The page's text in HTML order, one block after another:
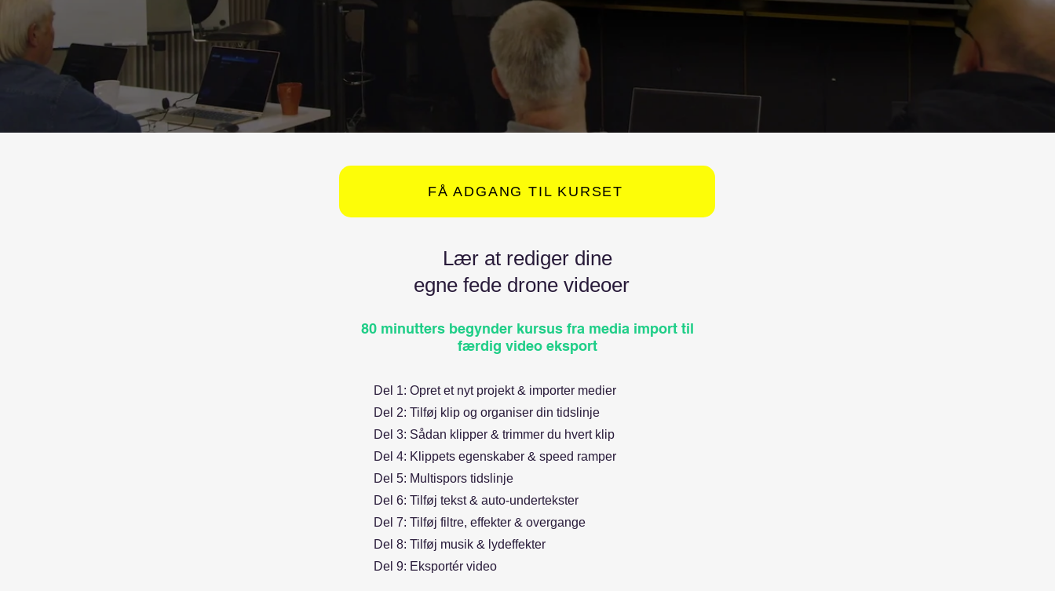
FÅ ADGANG TIL KURSET
Lær at rediger dine
egne fede drone videoer
80 minutters begynder kursus fra media import til
færdig video eksport
Del 1: Opret et nyt projekt & importer medier
Del 2: Tilføj klip og organiser din tidslinje
Del 3: Sådan klipper & trimmer du hvert klip
Del 4: Klippets egenskaber & speed ramper
Del 5: Multispors tidslinje
Del 6: Tilføj tekst & auto-undertekster
Del 7: Tilføj filtre, effekter & overgange
Del 8: Tilføj musik & lydeffekter
Del 9: Eksportér video